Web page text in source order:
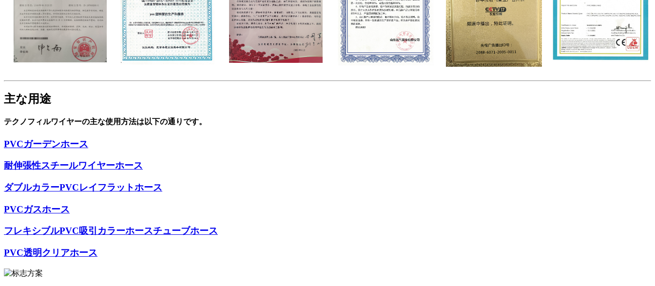
主な用途
テクノフィルワイヤーの主な使用方法は以下の通りです。
PVCガーデンホース
耐伸張性スチールワイヤーホース
ダブルカラーPVCレイフラットホース
PVCガスホース
フレキシブルPVC吸引カラーホースチューブホース
PVC透明クリアホース